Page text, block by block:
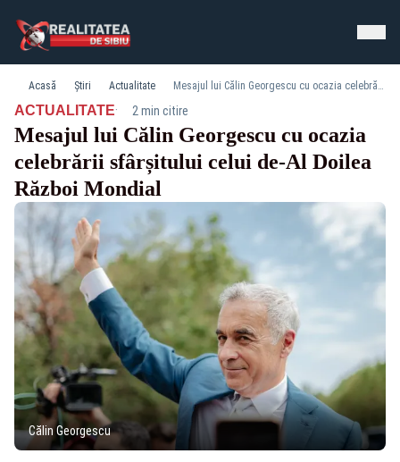
Acasă Știri Actualitate Mesajul lui Călin Georgescu cu ocazia celebrării sfârșitului celui de-Al Doilea Război Mondial
ACTUALITATE· 2 min citire
Mesajul lui Călin Georgescu cu ocazia
celebrării sfârșitului celui de-Al Doilea
Război Mondial
Călin Georgescu